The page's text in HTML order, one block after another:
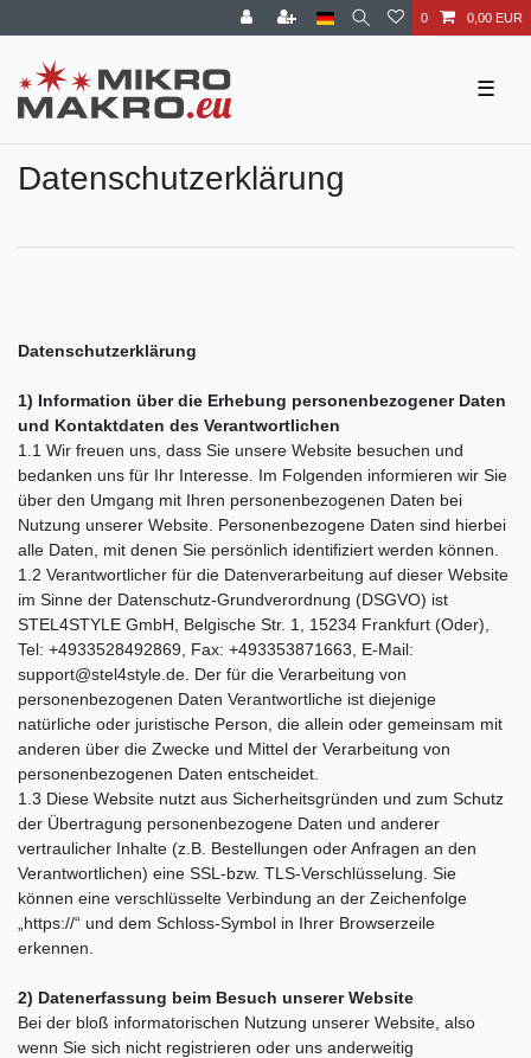
0 0,00 EUR
☰
Daten­schutz­erklärung
Datenschutzerklärung
1) Information über die Erhebung personenbezogener Daten
und Kontaktdaten des Verantwortlichen
1.1 Wir freuen uns, dass Sie unsere Website besuchen und
bedanken uns für Ihr Interesse. Im Folgenden informieren wir Sie
über den Umgang mit Ihren personenbezogenen Daten bei
Nutzung unserer Website. Personenbezogene Daten sind hierbei
alle Daten, mit denen Sie persönlich identifiziert werden können.
1.2 Verantwortlicher für die Datenverarbeitung auf dieser Website
im Sinne der Datenschutz-Grundverordnung (DSGVO) ist
STEL4STYLE GmbH, Belgische Str. 1, 15234 Frankfurt (Oder),
Tel: +4933528492869, Fax: +493353871663, E-Mail:
support@stel4style.de. Der für die Verarbeitung von
personenbezogenen Daten Verantwortliche ist diejenige
natürliche oder juristische Person, die allein oder gemeinsam mit
anderen über die Zwecke und Mittel der Verarbeitung von
personenbezogenen Daten entscheidet.
1.3 Diese Website nutzt aus Sicherheitsgründen und zum Schutz
der Übertragung personenbezogene Daten und anderer
vertraulicher Inhalte (z.B. Bestellungen oder Anfragen an den
Verantwortlichen) eine SSL-bzw. TLS-Verschlüsselung. Sie
können eine verschlüsselte Verbindung an der Zeichenfolge
„https://“ und dem Schloss-Symbol in Ihrer Browserzeile
erkennen.
2) Datenerfassung beim Besuch unserer Website
Bei der bloß informatorischen Nutzung unserer Website, also
wenn Sie sich nicht registrieren oder uns anderweitig